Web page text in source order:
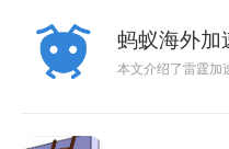
蚂蚁海外加
本文介绍了雷霆加